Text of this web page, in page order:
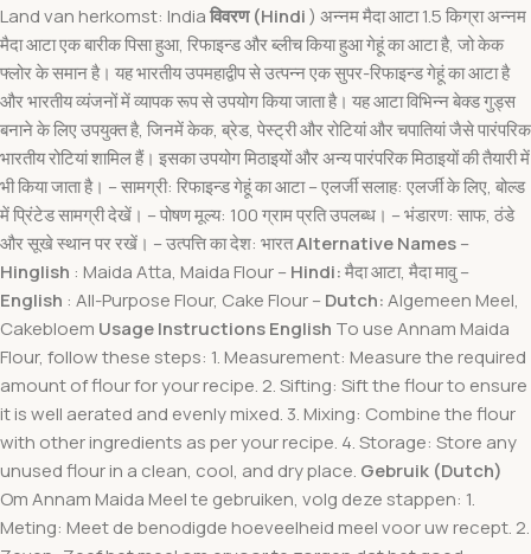
Land van herkomst: Indiaविवरण (Hindi) अन्नम मैदा आटा 1.5 किग्रा अन्नम
मैदा आटा एक बारीक पिसा हुआ, रिफाइन्ड और ब्लीच किया हुआ गेहूं का आटा है, जो केक
फ्लोर के समान है। यह भारतीय उपमहाद्वीप से उत्पन्न एक सुपर-रिफाइन्ड गेहूं का आटा है
और भारतीय व्यंजनों में व्यापक रूप से उपयोग किया जाता है। यह आटा विभिन्न बेक्ड गुड्स
बनाने के लिए उपयुक्त है, जिनमें केक, ब्रेड, पेस्ट्री और रोटियां और चपातियां जैसे पारंपरिक
भारतीय रोटियां शामिल हैं। इसका उपयोग मिठाइयों और अन्य पारंपरिक मिठाइयों की तैयारी में
भी किया जाता है। – सामग्री: रिफाइन्ड गेहूं का आटा – एलर्जी सलाह: एलर्जी के लिए, बोल्ड
में प्रिंटेड सामग्री देखें। – पोषण मूल्य: 100 ग्राम प्रति उपलब्ध। – भंडारण: साफ, ठंडे
और सूखे स्थान पर रखें। – उत्पत्ति का देश: भारतAlternative Names–
Hinglish : Maida Atta, Maida Flour –Hindi:मैदा आटा, मैदा मावु –
English : All-Purpose Flour, Cake Flour –Dutch:Algemeen Meel,
Cakebloem Usage InstructionsEnglish To use Annam Maida
Flour, follow these steps: 1. Measurement: Measure the required
amount of flour for your recipe. 2. Sifting: Sift the flour to ensure
it is well aerated and evenly mixed. 3. Mixing: Combine the flour
with other ingredients as per your recipe. 4. Storage: Store any
unused flour in a clean, cool, and dry place. Gebruik (Dutch)
Om Annam Maida Meel te gebruiken, volg deze stappen: 1.
Meting: Meet de benodigde hoeveelheid meel voor uw recept. 2.